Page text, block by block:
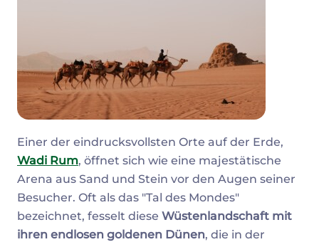
Einer der eindrucksvollsten Orte auf der Erde,
Wadi Rum, öffnet sich wie eine majestätische
Arena aus Sand und Stein vor den Augen seiner
Besucher. Oft als das "Tal des Mondes"
bezeichnet, fesselt diese Wüstenlandschaft mit
ihren endlosen goldenen Dünen, die in der